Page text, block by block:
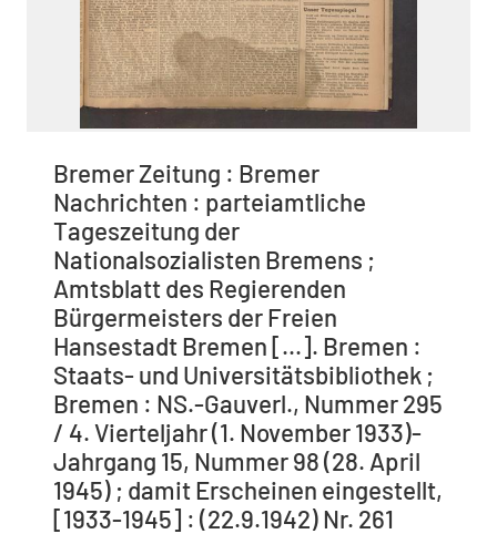
Bremer Zeitung : Bremer
Nachrichten : parteiamtliche
Tageszeitung der
Nationalsozialisten Bremens ;
Amtsblatt des Regierenden
Bürgermeisters der Freien
Hansestadt Bremen [...]. Bremen :
Staats- und Universitätsbibliothek ;
Bremen : NS.-Gauverl., Nummer 295
/ 4. Vierteljahr (1. November 1933)-
Jahrgang 15, Nummer 98 (28. April
1945) ; damit Erscheinen eingestellt,
[1933-1945] : (22.9.1942) Nr. 261